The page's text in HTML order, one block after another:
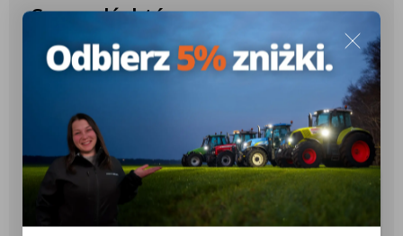
Sprawdź, które
produkty pasują do
Twojego ciągnika
✔️ Ponad 10.000 różnych konfiguracji
✔️ Ponad 2.600 różnych modeli
ciągników
✔️ Ponad 18 różnych marek